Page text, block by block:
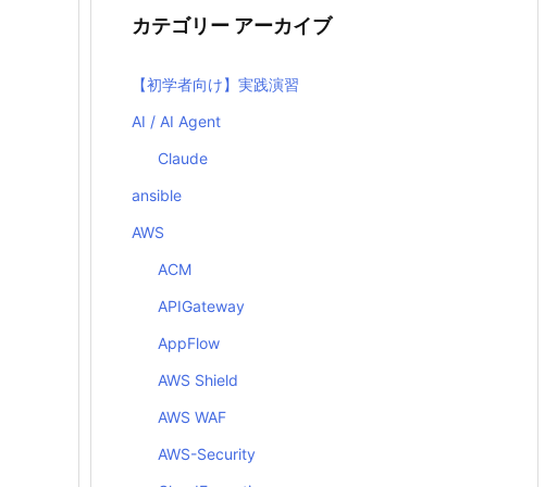
カテゴリー アーカイブ
【初学者向け】実践演習
AI / AI Agent
Claude
ansible
AWS
ACM
APIGateway
AppFlow
AWS Shield
AWS WAF
AWS-Security